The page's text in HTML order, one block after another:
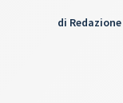
di Redazione